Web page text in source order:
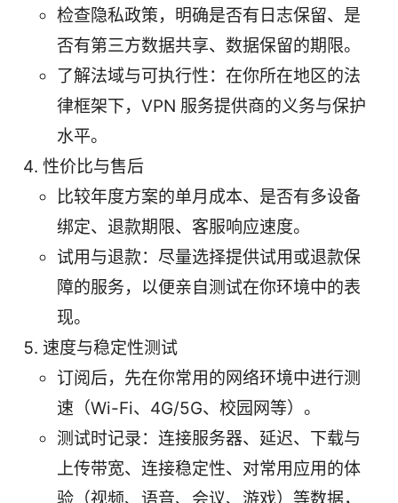
检查隐私政策，明确是否有日志保留、是
否有第三方数据共享、数据保留的期限。
了解法域与可执行性：在你所在地区的法
律框架下，VPN 服务提供商的义务与保护
水平。
性价比与售后
比较年度方案的单月成本、是否有多设备
绑定、退款期限、客服响应速度。
试用与退款：尽量选择提供试用或退款保
障的服务，以便亲自测试在你环境中的表
现。
速度与稳定性测试
订阅后，先在你常用的网络环境中进行测
速（Wi-Fi、4G/5G、校园网等）。
测试时记录：连接服务器、延迟、下载与
上传带宽、连接稳定性、对常用应用的体
验（视频、语音、会议、游戏）等数据，